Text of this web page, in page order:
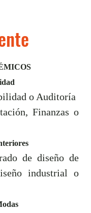
o Auditoría
Finanzas o
de diseño de
industrial o